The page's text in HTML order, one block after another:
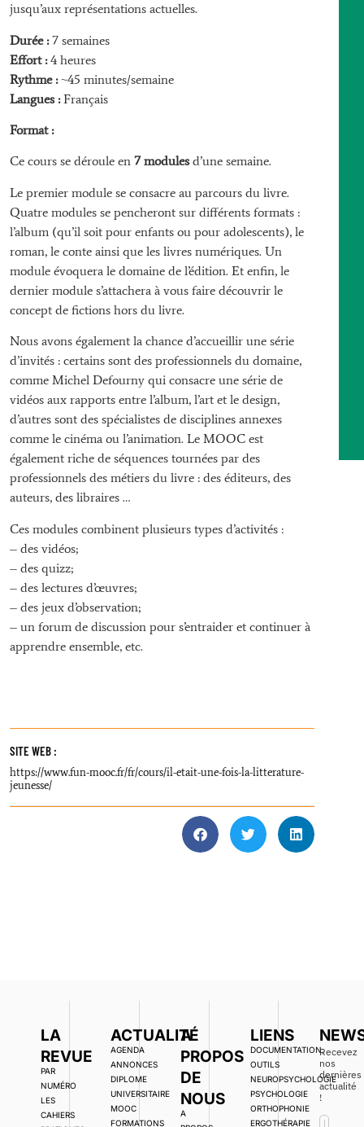
jusqu’aux représentations actuelles.
Durée :7 semaines
Effort :4 heures
Rythme :~45 minutes/semaine
Langues :Français
Format :
Ce cours se déroule en 7 modulesd’une semaine.
Le premier module se consacre au parcours du livre.
Quatre modules se pencheront sur différents formats :
l’album (qu’il soit pour enfants ou pour adolescents), le
roman, le conte ainsi que les livres numériques. Un
module évoquera le domaine de l’édition. Et enfin, le
dernier module s’attachera à vous faire découvrir le
concept de fictions hors du livre.
Nous avons également la chance d’accueillir une série
d’invités : certains sont des professionnels du domaine,
comme Michel Defourny qui consacre une série de
vidéos aux rapports entre l’album, l’art et le design,
d’autres sont des spécialistes de disciplines annexes
comme le cinéma ou l’animation. Le MOOC est
également riche de séquences tournées par des
professionnels des métiers du livre : des éditeurs, des
auteurs, des libraires …
Ces modules combinent plusieurs types d’activités :
– des vidéos;
– des quizz;
– des lectures d’œuvres;
– des jeux d’observation;
– un forum de discussion pour s’entraider et continuer à
apprendre ensemble, etc.
SITE WEB :
https://www.fun-mooc.fr/fr/cours/il-etait-une-fois-la-litterature-
jeunesse/
LA
REVUE
PAR
NUMÉRO
LES
CAHIERS
ACTUALITÉ
AGENDA
ANNONCES
DIPLOME
UNIVERSITAIRE
MOOC
FORMATIONS
A
PROPOS
DE
NOUS
A
LIENS
DOCUMENTATION,
OUTILS
NEUROPSYCHOLOGIE
PSYCHOLOGIE
ORTHOPHONIE
ERGOTHÉRAPIE
Recevez
nos
dernières
actualité
!